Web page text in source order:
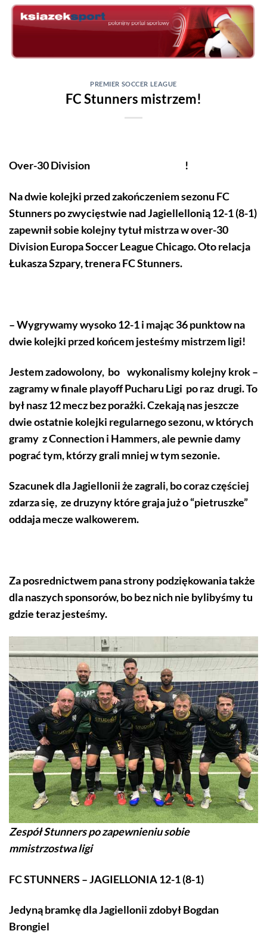
Skip
PREMIER SOCCER LEAGUE
FC Stunners mistrzem!
Over-30 Division !
Na dwie kolejki przed zakończeniem sezonu FC
Stunners po zwycięstwie nad Jagiellellonią 12-1 (8-1)
zapewnił sobie kolejny tytuł mistrza w over-30
Division Europa Soccer League Chicago. Oto relacja
Łukasza Szpary, trenera FC Stunners.
– Wygrywamy wysoko 12-1 i mając 36 punktow na
dwie kolejki przed końcem jesteśmy mistrzem ligi!
Jestem zadowolony, bo wykonalismy kolejny krok –
zagramy w finale playoff Pucharu Ligi po raz drugi. To
był nasz 12 mecz bez porażki. Czekają nas jeszcze
dwie ostatnie kolejki regularnego sezonu, w których
gramy z Connection i Hammers, ale pewnie damy
pograć tym, którzy grali mniej w tym sezonie.
Szacunek dla Jagiellonii że zagrali, bo coraz częściej
zdarza się, ze druzyny które graja już o “pietruszke”
oddaja mecze walkowerem.
Za posrednictwem pana strony podziękowania także
dla naszych sponsorów, bo bez nich nie bylibyśmy tu
gdzie teraz jesteśmy.
Zespół Stunners po zapewnieniu sobie
mmistrzostwa ligi
FC STUNNERS – JAGIELLONIA 12-1 (8-1)
Jedyną bramkę dla Jagiellonii zdobył Bogdan
Brongiel